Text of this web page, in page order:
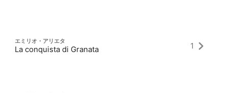
エミリオ・アリエタ
La conquista di Granata 1